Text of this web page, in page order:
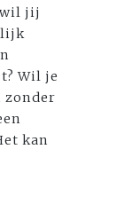
wil jij
Wil je
zonder
kan